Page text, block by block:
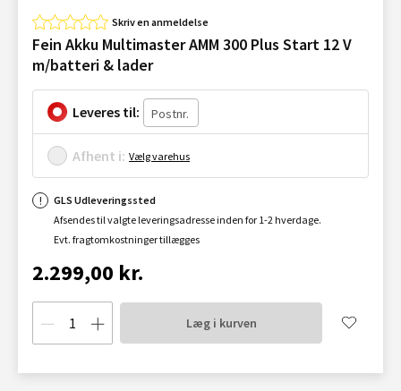
Skriv en anmeldelse
Fein Akku Multimaster AMM 300 Plus Start 12 V
m/batteri & lader
Leveres til:
Afhent i: Vælg varehus
GLS Udleveringssted
Afsendes til valgte leveringsadresse inden for 1-2 hverdage.
Evt. fragtomkostninger tillægges
2.299,00 kr.
Læg i kurven